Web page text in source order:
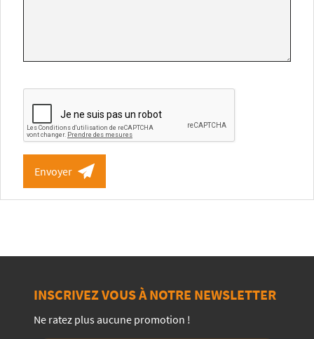
Envoyer
INSCRIVEZ VOUS À NOTRE NEWSLETTER
Ne ratez plus aucune promotion !